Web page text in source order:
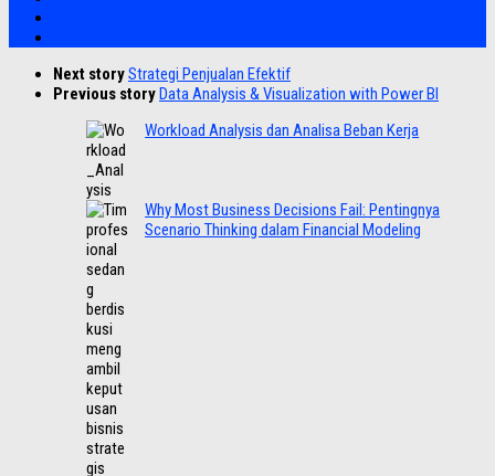
Next storyStrategi Penjualan Efektif
Previous storyData Analysis & Visualization with Power BI
Workload Analysis dan Analisa Beban Kerja
Why Most Business Decisions Fail: Pentingnya
Scenario Thinking dalam Financial Modeling